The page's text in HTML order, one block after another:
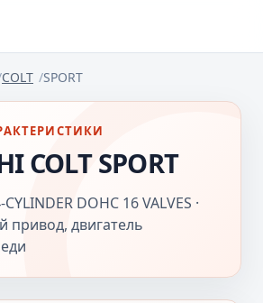
COLT SPORT
COLT SPORT
DOHC 16 VALVES ·
привод, двигатель